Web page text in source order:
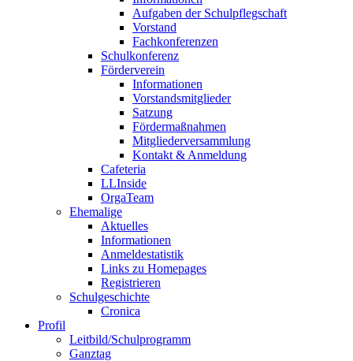
Aufgaben der Schulpflegschaft
Vorstand
Fachkonferenzen
Schulkonferenz
Förderverein
Informationen
Vorstandsmitglieder
Satzung
Fördermaßnahmen
Mitgliederversammlung
Kontakt & Anmeldung
Cafeteria
LLInside
OrgaTeam
Ehemalige
Aktuelles
Informationen
Anmeldestatistik
Links zu Homepages
Registrieren
Schulgeschichte
Cronica
Profil
Leitbild/Schulprogramm
Ganztag